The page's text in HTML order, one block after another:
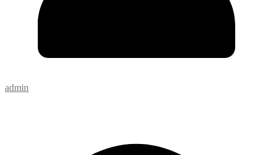
admin